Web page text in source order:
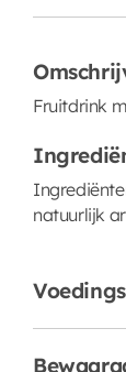
Fruitdrink
natuurlijk